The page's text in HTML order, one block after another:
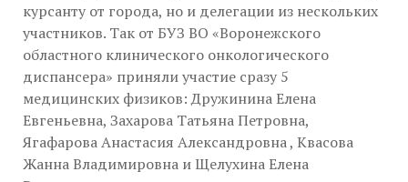
курсанту от города, но и делегации из нескольких
участников. Так от БУЗ ВО «Воронежского
областного клинического онкологического
диспансера» приняли участие сразу 5
медицинских физиков: Дружинина Елена
Евгеньевна, Захарова Татьяна Петровна,
Ягафарова Анастасия Александровна , Квасова
Жанна Владимировна и Щелухина Елена